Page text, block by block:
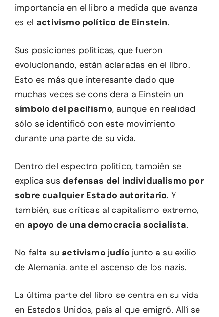
importancia en el libro a medida que avanza
es el activismo político de Einstein.
Sus posiciones políticas, que fueron
evolucionando, están aclaradas en el libro.
Esto es más que interesante dado que
muchas veces se considera a Einstein un
símbolo del pacifismo, aunque en realidad
sólo se identificó con este movimiento
durante una parte de su vida.
Dentro del espectro político, también se
explica sus defensas del individualismo por
sobre cualquier Estado autoritario. Y
también, sus críticas al capitalismo extremo,
en apoyo de una democracia socialista.
No falta su activismo judío junto a su exilio
de Alemania, ante el ascenso de los nazis.
La última parte del libro se centra en su vida
en Estados Unidos, país al que emigró. Allí se